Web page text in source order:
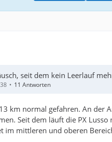
seit dem kein Leerlauf
11 Antworten
km normal gefahren. An der
Seit dem läuft die PX
im mittleren und oberen